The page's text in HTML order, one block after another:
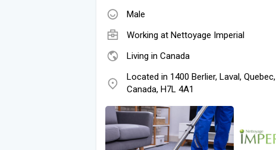
Male
Working at Nettoyage Imperial
Living in Canada
Located in 1400 Berlier, Laval, Quebec,
Canada, H7L 4A1